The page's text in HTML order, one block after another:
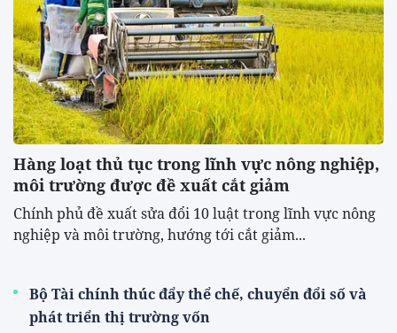
Hàng loạt thủ tục trong lĩnh vực nông nghiệp,
môi trường được đề xuất cắt giảm
Chính phủ đề xuất sửa đổi 10 luật trong lĩnh vực nông
nghiệp và môi trường, hướng tới cắt giảm...
Bộ Tài chính thúc đẩy thể chế, chuyển đổi số và
phát triển thị trường vốn